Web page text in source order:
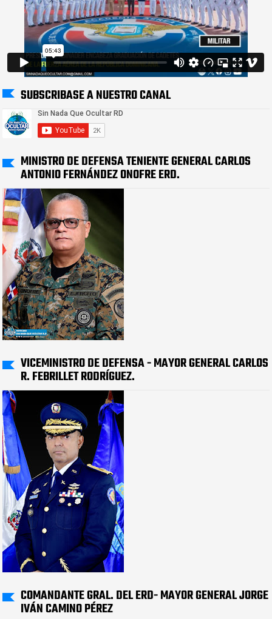
SUBSCRIBASE A NUESTRO CANAL
MINISTRO DE DEFENSA TENIENTE GENERAL CARLOS
ANTONIO FERNÁNDEZ ONOFRE ERD.
VICEMINISTRO DE DEFENSA - MAYOR GENERAL CARLOS
R. FEBRILLET RODRÍGUEZ.
COMANDANTE GRAL. DEL ERD- MAYOR GENERAL JORGE
IVÁN CAMINO PÉREZ